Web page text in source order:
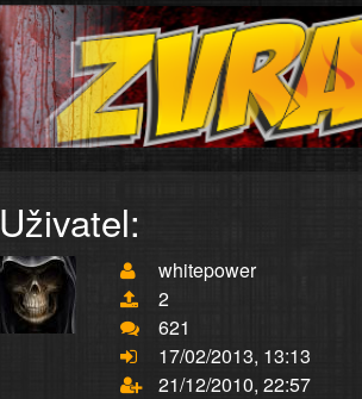
Uživatel:
whitepower
2
621
17/02/2013, 13:13
21/12/2010, 22:57